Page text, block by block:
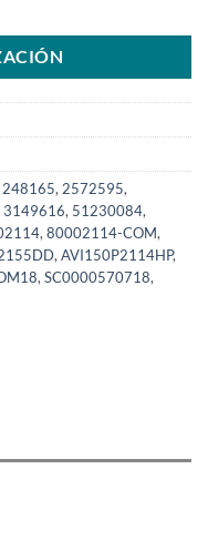
248165, 2572595,
3149616, 51230084,
, 80002114-COM,
, AVI150P2114HP,
, SC0000570718,